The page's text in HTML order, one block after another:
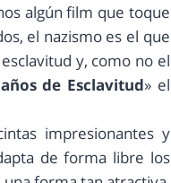
algún film que toque
el nazismo es el que
y, como no el
de Esclavitud» el
impresionantes y
de forma libre los